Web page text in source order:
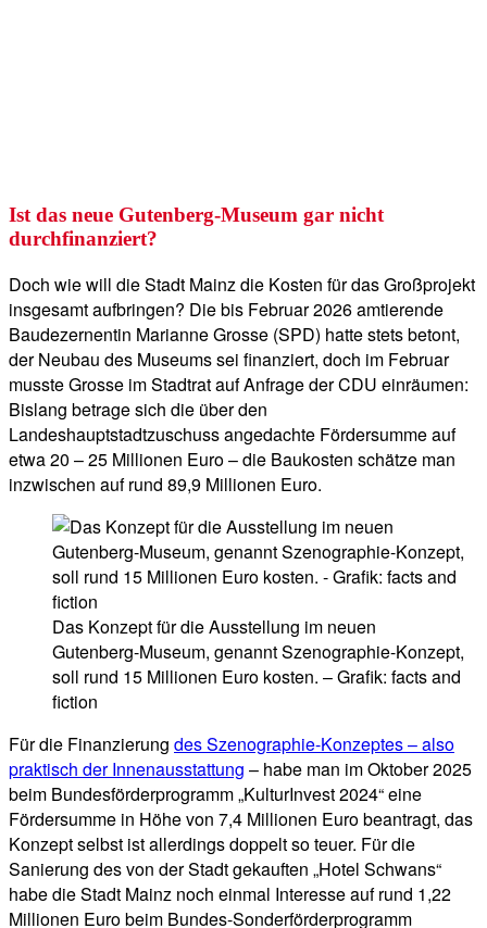
Ist das neue Gutenberg-Museum gar nicht
durchfinanziert?
Doch wie will die Stadt Mainz die Kosten für das Großprojekt
insgesamt aufbringen? Die bis Februar 2026 amtierende
Baudezernentin Marianne Grosse (SPD) hatte stets betont,
der Neubau des Museums sei finanziert, doch im Februar
musste Grosse im Stadtrat auf Anfrage der CDU einräumen:
Bislang betrage sich die über den
Landeshauptstadtzuschuss angedachte Fördersumme auf
etwa 20 – 25 Millionen Euro – die Baukosten schätze man
inzwischen auf rund 89,9 Millionen Euro.
Das Konzept für die Ausstellung im neuen
Gutenberg-Museum, genannt Szenographie-Konzept,
soll rund 15 Millionen Euro kosten. – Grafik: facts and
fiction
Für die Finanzierung des Szenographie-Konzeptes – also
praktisch der Innenausstattung – habe man im Oktober 2025
beim Bundesförderprogramm „KulturInvest 2024“ eine
Fördersumme in Höhe von 7,4 Millionen Euro beantragt, das
Konzept selbst ist allerdings doppelt so teuer. Für die
Sanierung des von der Stadt gekauften „Hotel Schwans“
habe die Stadt Mainz noch einmal Interesse auf rund 1,22
Millionen Euro beim Bundes-Sonderförderprogramm